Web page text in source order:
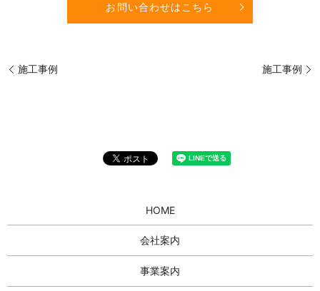
お問い合わせはこちら
施工事例 施工事例
HOME
会社案内
事業案内